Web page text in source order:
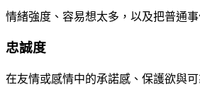
情緒強度、容易想太多，以及把普通
忠誠度
在友情或感情中的承諾感、保護欲與可